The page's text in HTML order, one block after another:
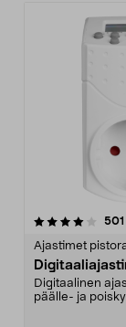
501
Ajastimet
Digitaalinen
päälle- ja